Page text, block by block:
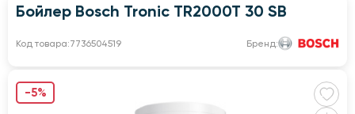
Бойлер Bosch Tronic TR2000T 30 SB
Код товара:7736504519 Бренд:
-5%